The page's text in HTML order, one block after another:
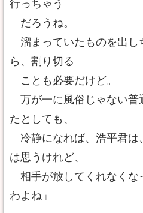
行っちゃう
だろうね。
溜まっていたものを出し
ら、割り切る
ことも必要だけど。
万が一に風俗じゃない普
たとしても、
冷静になれば、浩平君は
は思うけれど、
相手が放してくれなくな
わよね」